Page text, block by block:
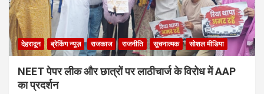
देहरादून ब्रेकिंग न्यूज़ राजकाज राजनीति सूचनात्मक सोशल मीडिया
NEET पेपर लीक और छात्रों पर लाठीचार्ज के विरोध में AAP
का प्रदर्शन